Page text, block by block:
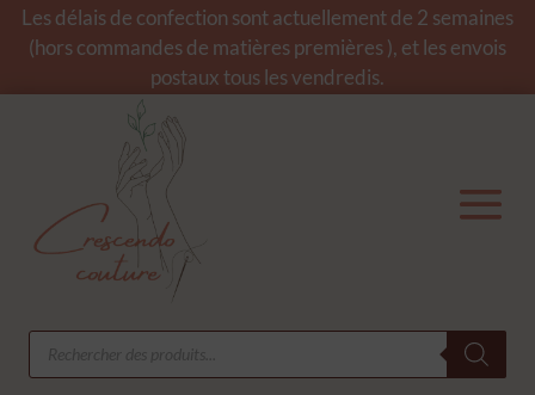
Les délais de confection sont actuellement de 2 semaines
(hors commandes de matières premières ), et les envois
postaux tous les vendredis.
Recherche
produits